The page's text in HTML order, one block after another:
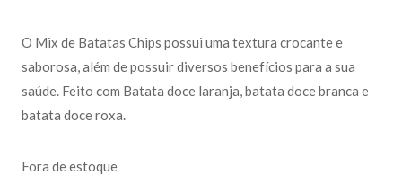
O Mix de Batatas Chips possui uma textura crocante e
saborosa, além de possuir diversos benefícios para a sua
saúde. Feito com Batata doce laranja, batata doce branca e
batata doce roxa.
Fora de estoque